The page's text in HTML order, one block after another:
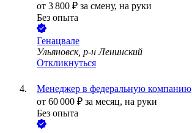
от 3 800 ₽ за смену, на руки
Без опыта
Генацвале
Ульяновск, р-н Ленинский
Откликнуться
Менеджер в федеральную компанию
от 60 000 ₽ за месяц, на руки
Без опыта